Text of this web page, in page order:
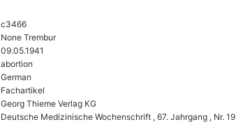
c3466
None Trembur
09.05.1941
abortion
German
Fachartikel
Georg Thieme Verlag KG
Deutsche Medizinische Wochenschrift , 67. Jahrgang , Nr. 19